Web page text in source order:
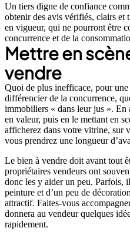
Un tiers digne de confiance
obtenir des avis vérifiés, clairs et
en vigueur, qui ne pourront être
concurrence et de la
Mettre en
vendre
Quoi de plus inefficace, pour
différencier de la concurrence,
immobiliers « dans leur jus ». En
en valeur, puis en le mettant en
afficherez dans votre vitrine, sur
vous prendrez une longueur
Le bien à vendre doit avant tout
propriétaires vendeurs ont
donc les y aider un peu. Parfois,
peinture et d’un peu de
attractif. Faites-vous
donnera au vendeur quelques
rapidement.